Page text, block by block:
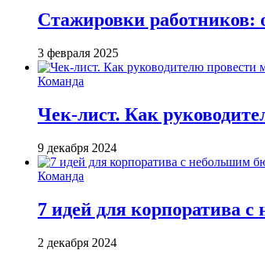
Стажировки работников:
3 февраля 2025
Команда
Чек-лист. Как
9 декабря 2024
Команда
7 идей для корпоратива
2 декабря 2024